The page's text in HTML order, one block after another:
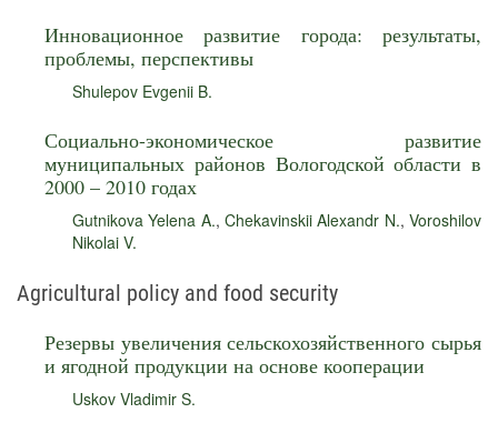
Инновационное развитие города: результаты,
проблемы, перспективы
Shulepov Evgenii B.
Социально-экономическое развитие
муниципальных районов Вологодской области в
2000 – 2010 годах
Gutnikova Yelena A.,Chekavinskii Alexandr N.,Voroshilov
Nikolai V.
Agricultural policy and food security
Резервы увеличения сельскохозяйственного сырья
и ягодной продукции на основе кооперации
Uskov Vladimir S.